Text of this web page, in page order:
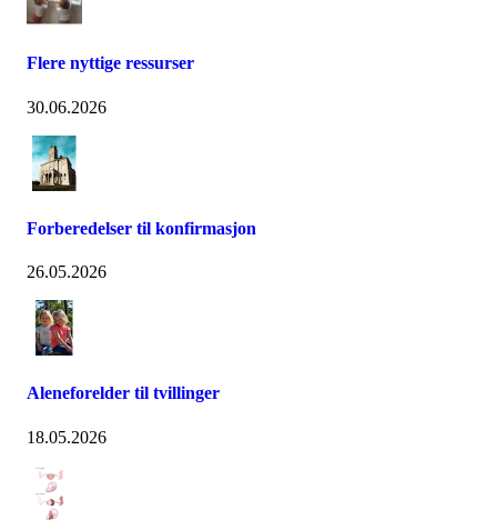
Flere nyttige ressurser
30.06.2026
Forberedelser til konfirmasjon
26.05.2026
Aleneforelder til tvillinger
18.05.2026